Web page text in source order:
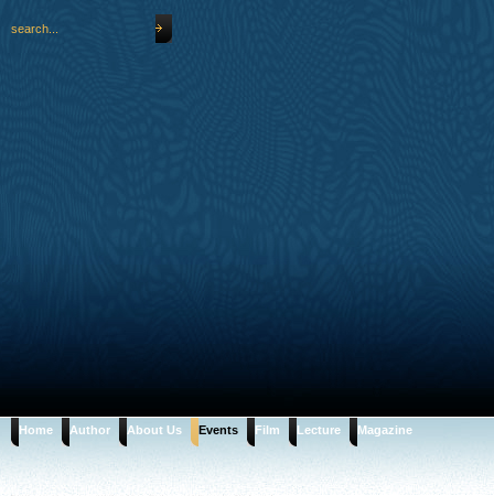
Home Author About Us Events Film Lecture Magazine